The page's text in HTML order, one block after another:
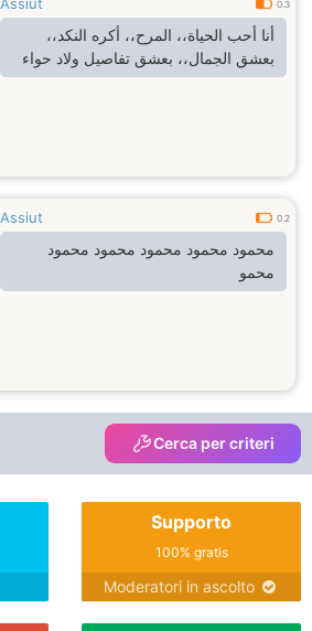
0.3
أنا أحب الحياة،، المرح،، أكره النكد،،
بعشق الجمال،، بعشق تفاصيل ولاد حواء
Assiut 0.2
محمود محمود محمود محمود محمود
محمو
Cerca per criteri
Supporto
100% gratis
Moderatori in ascolto